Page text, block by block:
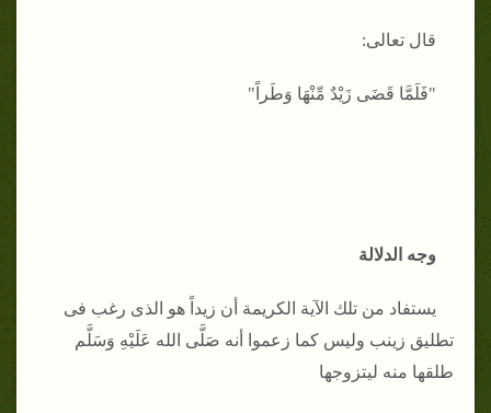
قال تعالى:
"فَلَمَّا قَضَى زَيْدٌ مِّنْهَا وَطَراً"
وجه الدلالة
يستفاد من تلك الآية الكريمة أن زيداً هو الذى رغب فى
تطليق زينب وليس كما زعموا أنه صَلَّى الله عَلَيْهِ وَسَلَّم
طلقها منه ليتزوجها